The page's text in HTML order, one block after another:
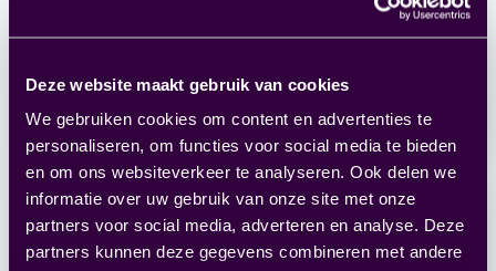
Deze website maakt gebruik van cookies
We gebruiken cookies om content en advertenties te
personaliseren, om functies voor social media te bieden
en om ons websiteverkeer te analyseren. Ook delen we
informatie over uw gebruik van onze site met onze
partners voor social media, adverteren en analyse. Deze
partners kunnen deze gegevens combineren met andere
Waarom rapportages vaak geen